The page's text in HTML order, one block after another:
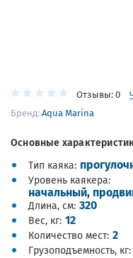
Отзывы: 0
Бренд:Aqua Marina
Основные
Тип каяка
Уровень каякера
начальный,
Длина, см 320
Вес, кг 12
Количество мест 2
Грузоподъемность, кг